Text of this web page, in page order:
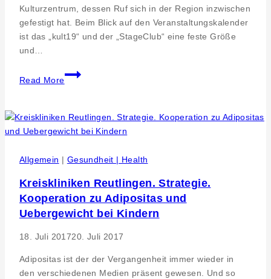
Kulturzentrum, dessen Ruf sich in der Region inzwischen
gefestigt hat. Beim Blick auf den Veranstaltungskalender
ist das „kult19“ und der „StageClub“ eine feste Größe
und…
Read More
Ergotherapie
Team
spendet
für
wichtige
des
Eninger
Kulturzentrum
Allgemein | Gesundheit | Health
Kreiskliniken Reutlingen. Strategie.
Kooperation zu Adipositas und
Uebergewicht bei Kindern
18. Juli 201720. Juli 2017
Adipositas ist der der Vergangenheit immer wieder in
den verschiedenen Medien präsent gewesen. Und so